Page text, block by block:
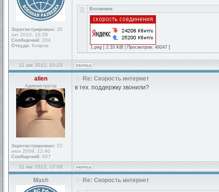
Зарегистрирован: 30
окт 2010, 10:29
Сообщений: 204
Откуда: Ковров
Вложения:
1.png [ 2.33 KiB | Просмотров: 49247 ]
11 авг 2012, 10:23
alien
Администратор
Зарегистрирован: 22
июн 2009, 12:40
Сообщений: 697
Re: Скорость интернет
в тех. поддержку звонили?
11 авг 2012, 17:08
Mash Re: Скорость интернет